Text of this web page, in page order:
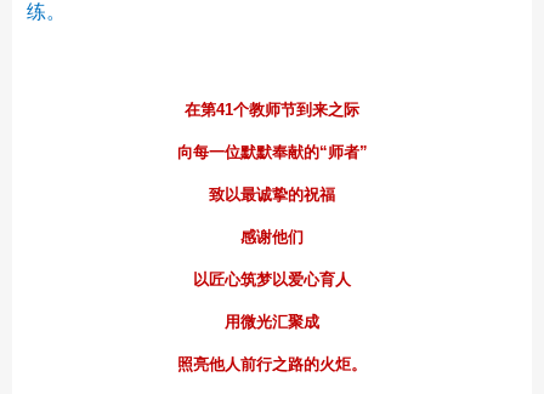
练。
在第41个教师节到来之际
向每一位默默奉献的“师者”
致以最诚挚的祝福
感谢他们
以匠心筑梦以爱心育人
用微光汇聚成
照亮他人前行之路的火炬。